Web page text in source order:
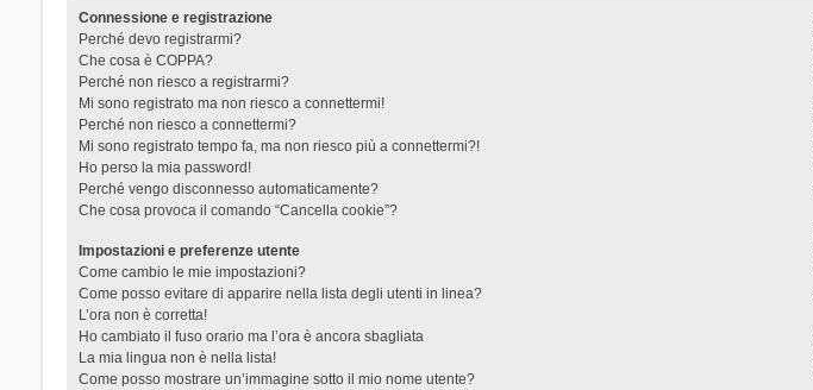
Connessione e registrazione
Perché devo registrarmi?
Che cosa è COPPA?
Perché non riesco a registrarmi?
Mi sono registrato ma non riesco a connettermi!
Perché non riesco a connettermi?
Mi sono registrato tempo fa, ma non riesco più a connettermi?!
Ho perso la mia password!
Perché vengo disconnesso automaticamente?
Che cosa provoca il comando “Cancella cookie”?
Impostazioni e preferenze utente
Come cambio le mie impostazioni?
Come posso evitare di apparire nella lista degli utenti in linea?
L’ora non è corretta!
Ho cambiato il fuso orario ma l’ora è ancora sbagliata
La mia lingua non è nella lista!
Come posso mostrare un’immagine sotto il mio nome utente?